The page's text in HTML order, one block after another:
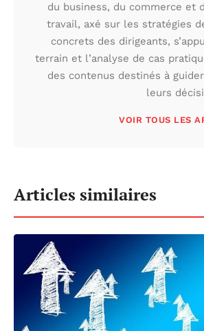
du business, du commerce et
travail, axé sur les stratégies
concrets des dirigeants,
terrain et l’analyse de cas
des contenus destinés à
leurs
VOIR TOUS LES
Articles similaires